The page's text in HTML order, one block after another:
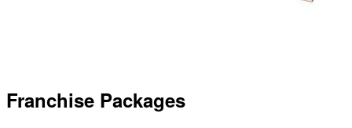
Franchise Packages